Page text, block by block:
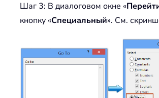
Шаг 3: В диалоговом окне «
кнопку «Специальный». См.